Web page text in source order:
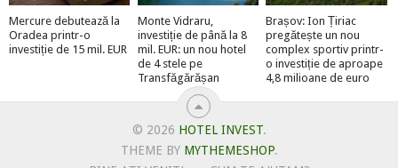
Mercure debutează la
Oradea printr-o
investiție de 15 mil. EUR
Monte Vidraru,
investiție de până la 8
mil. EUR: un nou hotel
de 4 stele pe
Transfăgărășan
Brașov: Ion Țiriac
pregătește un nou
complex sportiv printr-
o investiție de aproape
4,8 milioane de euro
© 2026 HOTEL INVEST.
THEME BY MYTHEMESHOP.